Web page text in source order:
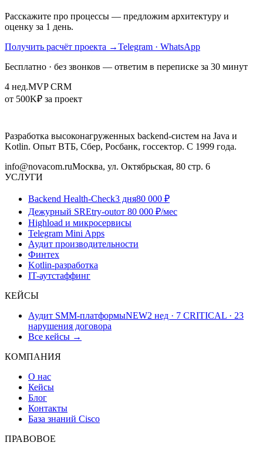
Расскажите про процессы — предложим архитектуру и
оценку за 1 день.
Получить расчёт проекта →Telegram · WhatsApp
Бесплатно · без звонков — ответим в переписке за 30 минут
4 нед.MVP CRM
от 500K₽ за проект
Разработка высоконагруженных backend-систем на Java и
Kotlin. Опыт ВТБ, Сбер, Росбанк, госсектор. С 1999 года.
info@novacom.ruМосква, ул. Октябрьская, 80 стр. 6
УСЛУГИ
Backend Health-Check3 дня80 000 ₽
Дежурный SREtry-outот 80 000 ₽/мес
Highload и микросервисы
Telegram Mini Apps
Аудит производительности
Финтех
Kotlin-разработка
IT-аутстаффинг
КЕЙСЫ
Аудит SMM-платформыNEW2 нед · 7 CRITICAL · 23
нарушения договора
Все кейсы →
КОМПАНИЯ
О нас
Кейсы
Блог
Контакты
База знаний Cisco
ПРАВОВОЕ